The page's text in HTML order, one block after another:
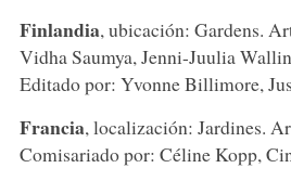
Finlandia, ubicación: Gardens.
Vidha Saumya, Jenni-Juulia
Editado por: Yvonne Billimore,
Francia, localización: Jardines.
Comisariado por: Céline Kopp,